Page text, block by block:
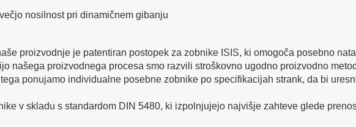
nosilnost pri dinamičnem gibanju
proizvodnje je patentiran postopek za zobnike ISIS, ki omogoča posebno
našega proizvodnega procesa smo razvili stroškovno ugodno proizvodno
ponujamo individualne posebne zobnike po specifikacijah strank, da bi
v skladu s standardom DIN 5480, ki izpolnjujejo najvišje zahteve glede